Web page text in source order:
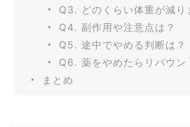
Q3. どのくらい体重が減り
Q4. 副作用や注意点は？
Q5. 途中でやめる判断は？
Q6. 薬をやめたらリバウン
まとめ